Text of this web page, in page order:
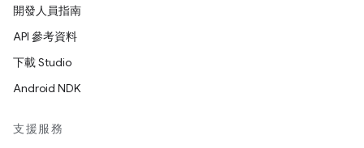
開發人員指南
API 參考資料
下載 Studio
Android NDK
支援服務